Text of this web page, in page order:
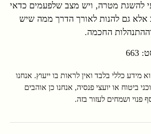
להשגת מטרה, ויש מצב שלפעמים כדאי
אלא גם להנות לאורך הדרך ממה שיש
החכמה.
663
כללי בלבד ואין לראות בו ייעוץ. אנחנו
ביטוח או יועצי פנסיה, אנחנו כן אוהבים
פנוי ושמחים לעזור בזה.